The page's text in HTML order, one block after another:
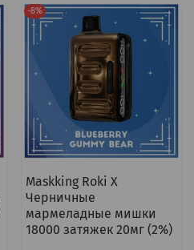
-8%
Maskking Roki X
Черничные
мармеладные мишки
18000 затяжек 20мг (2%)